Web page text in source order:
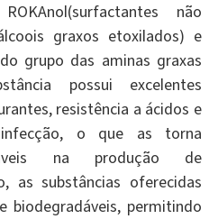
não
graxos etoxilados) e
grupo das aminas graxas
possui excelentes
resistência a ácidos e
o que as torna
​​na produção de
as substâncias oferecidas
biodegradáveis, permitindo